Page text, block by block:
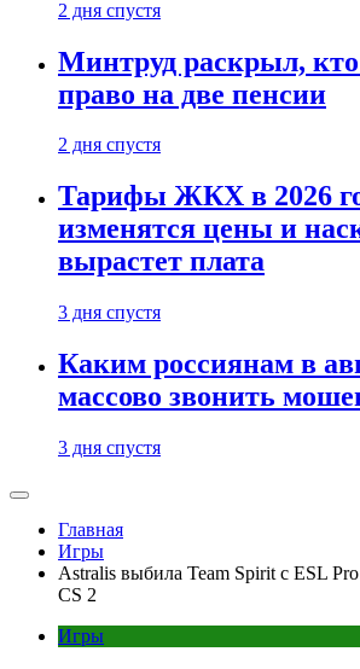
2 дня спустя
Минтруд раскрыл,
право на две пенсии
2 дня спустя
Тарифы ЖКХ в 2026
изменятся цены и
вырастет плата
3 дня спустя
Каким россиянам в
массово звонить
3 дня спустя
Главная
Игры
Astralis выбила Team Spirit с ESL
CS 2
Игры